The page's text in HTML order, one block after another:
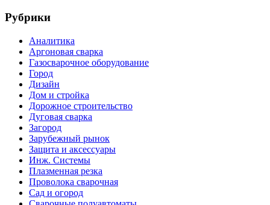
Рубрики
Аналитика
Аргоновая сварка
Газосварочное оборудование
Город
Дизайн
Дом и стройка
Дорожное строительство
Дуговая сварка
Загород
Зарубежный рынок
Защита и аксессуары
Инж. Системы
Плазменная резка
Проволока сварочная
Сад и огород